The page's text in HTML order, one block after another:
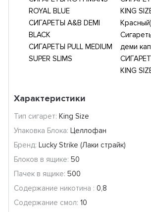
ROYAL BLUE
СИГАРЕТЫ A&B DEMI
BLACK
СИГАРЕТЫ PULL MEDIUM
SUPER SLIMS
KING
Красный)
деми
KING
Характеристики
Тип сигарет: King Size
Упаковка Блока: Целлофан
Бренд: Lucky Strike (Лаки страйк)
Блоков в ящике: 50
Пачек в ящике: 500
Содержание никотина : 0,8
Содержание смол: 10